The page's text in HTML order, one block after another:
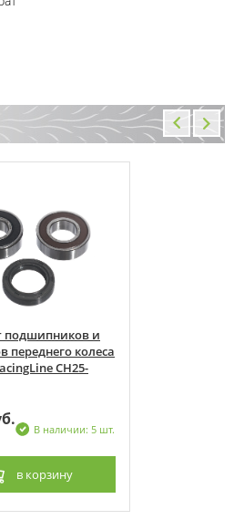
подшипников и
переднего колеса
CH25-
В наличии: 5 шт.
в корзину